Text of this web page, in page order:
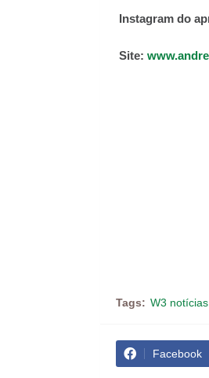
Instagram do
Site:
Tags: W3 notícias
Facebook